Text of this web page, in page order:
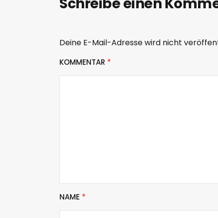
P
a
e
r
Deine E-Mail-Adresse wird nicht
KOMMENTAR *
NAME *